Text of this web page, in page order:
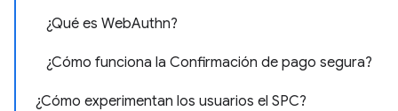
¿Qué es WebAuthn?
¿Cómo funciona la Confirmación de pago segura?
¿Cómo experimentan los usuarios el SPC?